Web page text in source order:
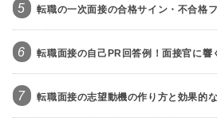
5 転職の一次面接の合格サイン・不合格
6 転職面接の自己PR回答例！面接官に響
7 転職面接の志望動機の作り方と効果的